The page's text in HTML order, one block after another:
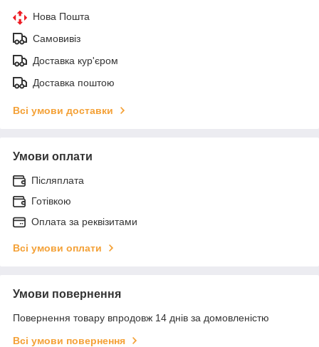
Нова Пошта
Самовивіз
Доставка кур'єром
Доставка поштою
Всі умови доставки
Умови оплати
Післяплата
Готівкою
Оплата за реквізитами
Всі умови оплати
Умови повернення
Повернення товару впродовж 14 днів за домовленістю
Всі умови повернення